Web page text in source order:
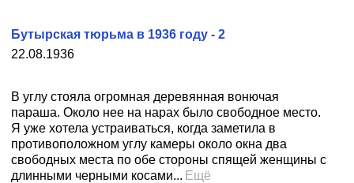
22.08.1936
Бутырская тюрьма в 1936 году - 2
В углу стояла огромная деревянная вонючая
параша. Около нее на нарах было свободное место.
Я уже хотела устраиваться, когда заметила в
противоположном углу камеры около окна два
свободных места по обе стороны спящей женщины с
длинными черными косами... Ещё